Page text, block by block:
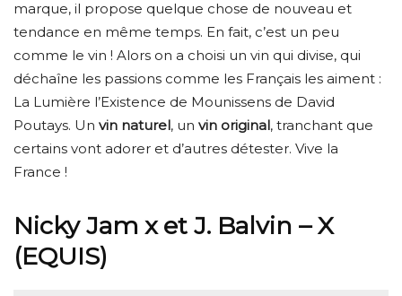
marque, il propose quelque chose de nouveau et
tendance en même temps. En fait, c’est un peu
comme le vin ! Alors on a choisi un vin qui divise, qui
déchaîne les passions comme les Français les aiment :
La Lumière l’Existence de Mounissens de David
Poutays. Un vin naturel, un vin original, tranchant que
certains vont adorer et d’autres détester. Vive la
France !
Nicky Jam x et J. Balvin – X
(EQUIS)